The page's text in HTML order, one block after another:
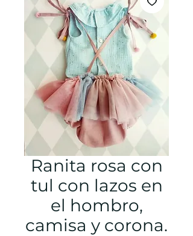
Ranita rosa con
tul con lazos en
el hombro,
camisa y corona.